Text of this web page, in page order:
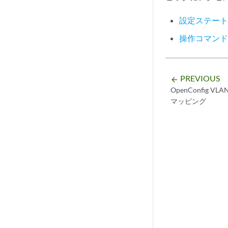
設定ステー
操作コマンド
arrow_backward PREVIOUS
OpenConfig
マッピング